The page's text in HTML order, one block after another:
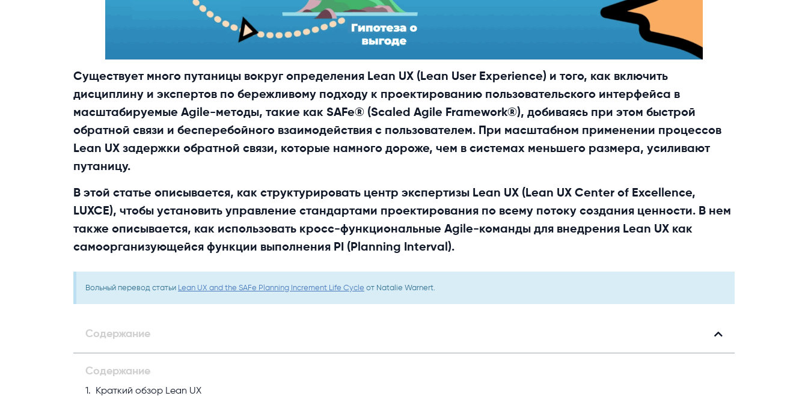
Существует много путаницы вокруг определения Lean UX (Lean User Experience) и того, как включить
дисциплину и экспертов по бережливому подходу к проектированию пользовательского интерфейса в
масштабируемые Agile-методы, такие как SAFe® (Scaled Agile Framework®), добиваясь при этом быстрой
обратной связи и бесперебойного взаимодействия с пользователем. При масштабном применении процессов
Lean UX задержки обратной связи, которые намного дороже, чем в системах меньшего размера, усиливают
путаницу.
В этой статье описывается, как структурировать центр экспертизы Lean UX (Lean UX Center of Excellence,
LUXCE), чтобы установить управление стандартами проектирования по всему потоку создания ценности. В нем
также описывается, как использовать кросс-функциональные Agile-команды для внедрения Lean UX как
самоорганизующейся функции выполнения PI (Planning Interval).
Вольный перевод статьи Lean UX and the SAFe Planning Increment Life Cycle от Natalie Warnert.
Содержание
Содержание
Краткий обзор Lean UX